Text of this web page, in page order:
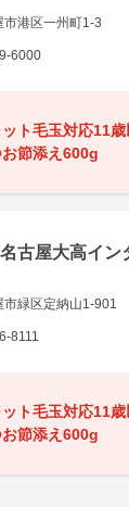
市港区一州町1-3
6000
ト毛玉対応11
節添え600g
古屋大高イン
緑区定納山1-901
8111
ト毛玉対応11
節添え600g